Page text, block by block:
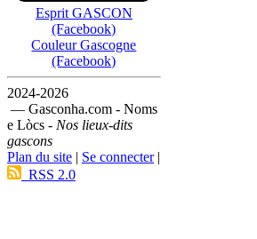
Esprit GASCON
(Facebook)
Couleur Gascogne
(Facebook)
2024-2026
— Gasconha.com - Noms
e Lòcs - Nos lieux-dits
gascons
Plan du site | Se connecter|
RSS 2.0